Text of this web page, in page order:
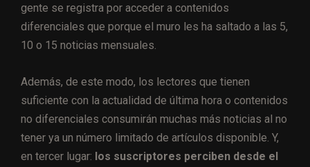
gente se registra por acceder a contenidos
diferenciales que porque el muro les ha saltado a las 5,
10 o 15 noticias mensuales.
Además, de este modo, los lectores que tienen
suficiente con la actualidad de última hora o contenidos
no diferenciales consumirán muchas más noticias al no
tener ya un número limitado de artículos disponible. Y,
en tercer lugar: los suscriptores perciben desde el